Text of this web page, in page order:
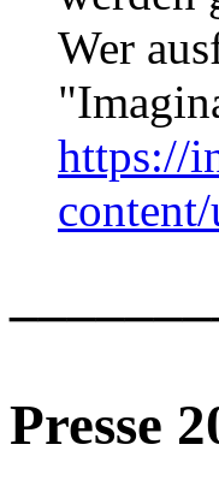
Wer
https://
Presse